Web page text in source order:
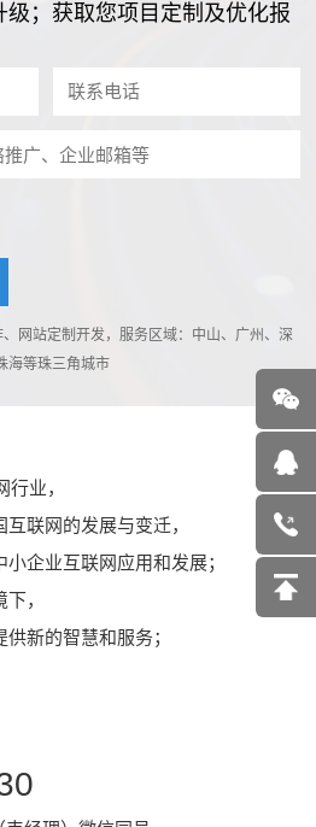
级；获取您项目定制及优化报
网站定制开发，服务区域：中山、广州、深
海等珠三角城市
业，
联网的发展与变迁，
企业互联网应用和发展；
，
新的智慧和服务；